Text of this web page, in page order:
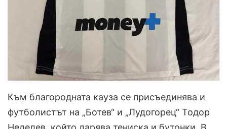
Към благородната кауза се присъединява и
футболистът на „Ботев“ и „Лудогорец“ Тодор